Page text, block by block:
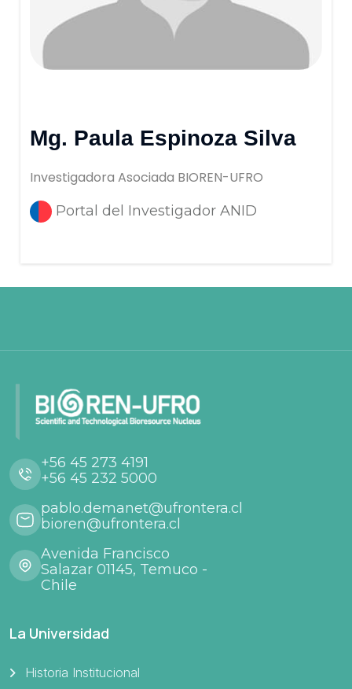
Mg. Paula Espinoza Silva
Investigadora Asociada BIOREN-UFRO
Portal del Investigador ANID
+56 45 273 4191
+56 45 232 5000
pablo.demanet@ufrontera.cl
bioren@ufrontera.cl
Avenida Francisco
Salazar 01145, Temuco -
Chile
La Universidad
Historia Institucional